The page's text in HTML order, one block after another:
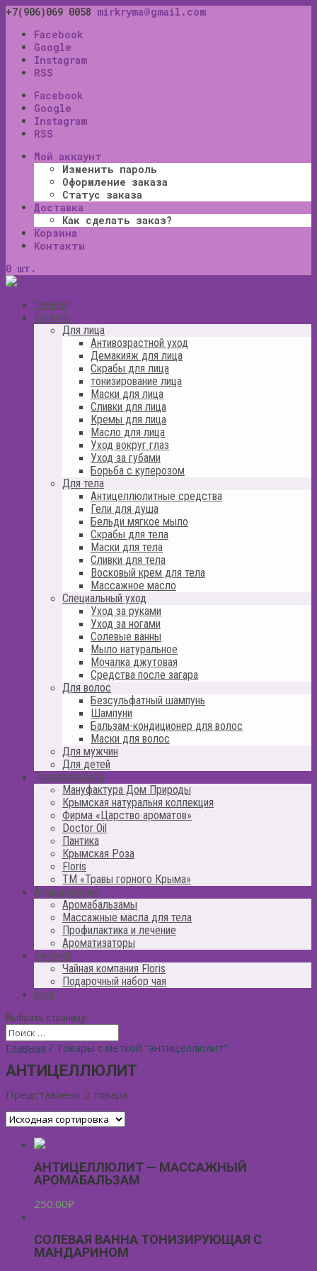
+7(906)069 0058 mirkryma@gmail.com
Facebook
Google
Instagram
RSS
Facebook
Google
Instagram
RSS
Мой аккаунт
Изменить пароль
Оформление заказа
Статус заказа
Доставка
Как сделать заказ?
Корзина
Контакты
0 шт.
Главная
Каталог
Для лица
Антивозрастной уход
Демакияж для лица
Скрабы для лица
тонизирование лица
Маски для лица
Сливки для лица
Кремы для лица
Масло для лица
Уход вокруг глаз
Уход за губами
Борьба с куперозом
Для тела
Антицеллюлитные средства
Гели для душа
Бельди мягкое мыло
Скрабы для тела
Маски для тела
Сливки для тела
Восковый крем для тела
Массажное масло
Специальный уход
Уход за руками
Уход за ногами
Солевые ванны
Мыло натуральное
Мочалка джутовая
Средства после загара
Для волос
Безсульфатный шампунь
Шампуни
Бальзам-кондиционер для волос
Маски для волос
Для мужчин
Для детей
Производители
Мануфактура Дом Природы
Крымская натуральня коллекция
Фирма «Царство ароматов»
Doctor Oil
Пантика
Крымская Роза
Floris
ТМ «Травы горного Крыма»
Ароматерапия
Аромабальзамы
Массажные масла для тела
Профилактика и лечение
Ароматизаторы
Фиточай
Чайная компания Floris
Подарочный набор чая
Блог
Выбрать страницу
Главная / Товары с меткой “антицеллюлит”
АНТИЦЕЛЛЮЛИТ
Представлено 2 товара
АНТИЦЕЛЛЮЛИТ — МАССАЖНЫЙ
АРОМАБАЛЬЗАМ
250.00₽
СОЛЕВАЯ ВАННА ТОНИЗИРУЮЩАЯ С
МАНДАРИНОМ